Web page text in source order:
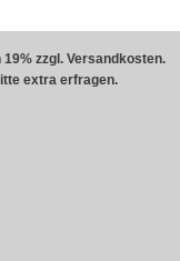
zzgl. Versandkosten.
extra erfragen.